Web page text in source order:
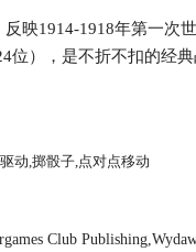
反映1914-1918年第一
位），是不折不扣的经
动,掷骰子,点对点移动
Club